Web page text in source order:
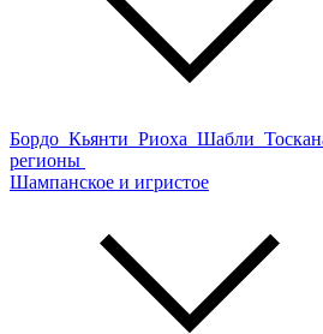
Бордо Кьянти Риоха Шабли
регионы
Шампанское и игристое